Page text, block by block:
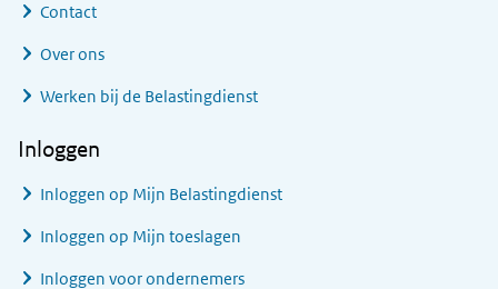
Contact
Over ons
Werken bij de Belastingdienst
Inloggen
Inloggen op Mijn Belastingdienst
Inloggen op Mijn toeslagen
Inloggen voor ondernemers